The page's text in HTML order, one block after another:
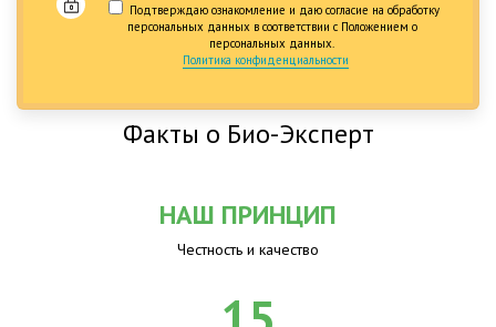
Подтверждаю ознакомление и даю согласие на обработку
персональных данных в соответствии с Положением о
персональных данных.
Политика конфиденциальности
Факты о Био-Эксперт
НАШ ПРИНЦИП
Честность и качество